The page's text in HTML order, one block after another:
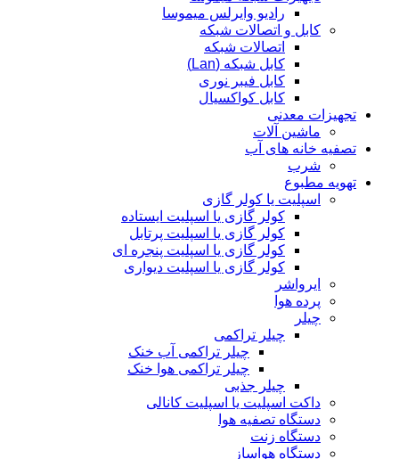
رادیو وایرلس میموسا
کابل و اتصالات شبکه
اتصالات شبکه
کابل شبکه (Lan)
کابل فیبر نوری
کابل کواکسیال
تجهیزات معدنی
ماشین آلات
تصفیه خانه های آب
شرب
تهویه مطبوع
اسپلیت یا کولر گازی
کولر گازی یا اسپلیت ایستاده
کولر گازی یا اسپلیت پرتابل
کولر گازی یا اسپلیت پنجره ای
کولر گازی یا اسپلیت دیواری
ایرواشر
پرده هوا
چیلر
چیلر تراکمی
چیلر تراکمی آب خنک
چیلر تراکمی هوا خنک
چیلر جذبی
داکت اسپلیت یا اسپلیت کانالی
دستگاه تصفیه هوا
دستگاه زنت
دستگاه هواساز